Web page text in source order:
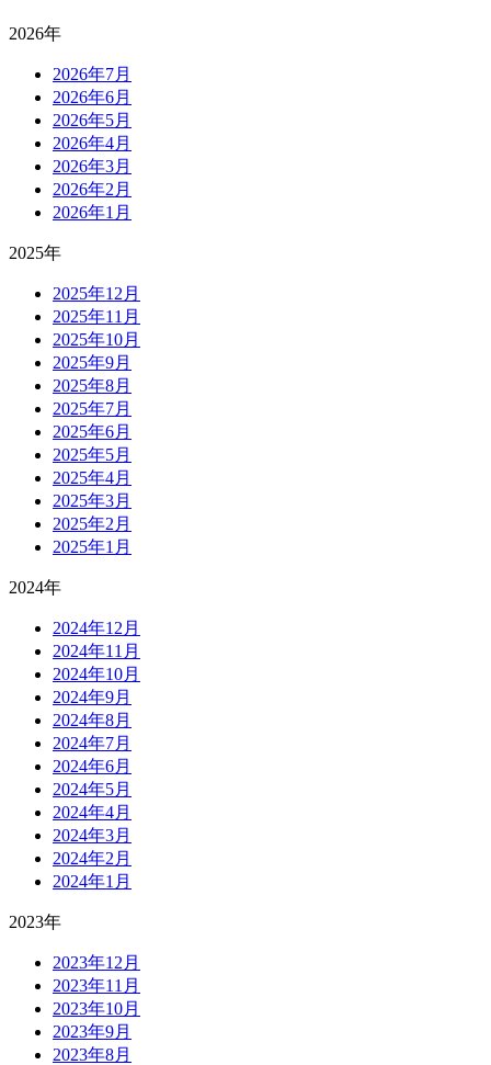
2026年
2026年7月
2026年6月
2026年5月
2026年4月
2026年3月
2026年2月
2026年1月
2025年
2025年12月
2025年11月
2025年10月
2025年9月
2025年8月
2025年7月
2025年6月
2025年5月
2025年4月
2025年3月
2025年2月
2025年1月
2024年
2024年12月
2024年11月
2024年10月
2024年9月
2024年8月
2024年7月
2024年6月
2024年5月
2024年4月
2024年3月
2024年2月
2024年1月
2023年
2023年12月
2023年11月
2023年10月
2023年9月
2023年8月